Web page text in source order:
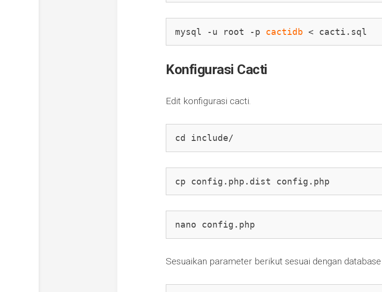
mysql -u root -p cactidb < cacti.sql
Konfigurasi Cacti
Edit konfigurasi cacti.
cd include/
cp config.php.dist config.php
nano config.php
Sesuaikan parameter berikut sesuai dengan